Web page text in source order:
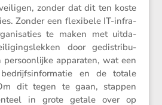
zonder dat dit ten koste
Zonder een flexi­bele IT-infra­
te maken met uitda­
door gedis­tri­bu­
persoon­lijke apparaten, wat een
en de totale
dit tegen te gaan, stappen
in grote getale over op